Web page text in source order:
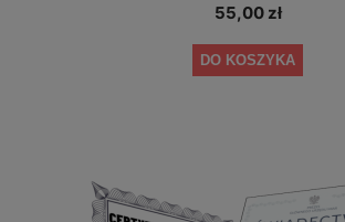
55,00 zł
DO KOSZYKA